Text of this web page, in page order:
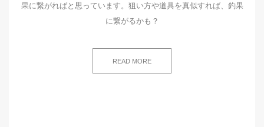
果に繋がればと思っています。狙い方や道具を真似すれば、釣果
に繋がるかも？
READ MORE